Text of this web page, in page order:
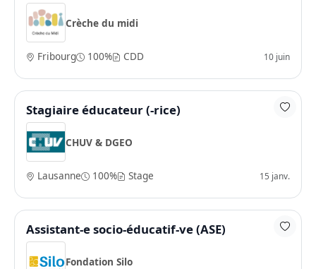
Crèche du midi
Fribourg 100% CDD 10 juin
Stagiaire éducateur (-rice)
CHUV & DGEO
Lausanne 100% Stage 15 janv.
Assistant-e socio-éducatif-ve (ASE)
Fondation Silo